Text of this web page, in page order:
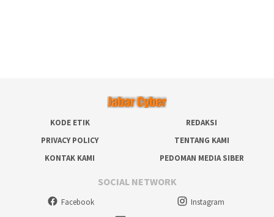
KODE ETIK
REDAKSI
PRIVACY POLICY
TENTANG KAMI
KONTAK KAMI
PEDOMAN MEDIA SIBER
SOCIAL NETWORK
Facebook
Instagram